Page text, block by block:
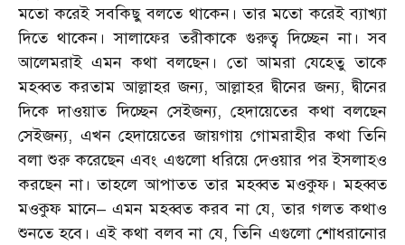
মতো করেই সবকিছু বলতে থাকেন। তার মতো করেই ব্যাখ্যা
দিতে থাকেন। সালাফের তরীকাকে গুরুত্ব দিচ্ছেন না। সব
আলেমরাই এমন কথা বলছেন। তো আমরা যেহেতু তাকে
মহব্বত করতাম আল্লাহর জন্য, আল্লাহর দ্বীনের জন্য, দ্বীনের
দিকে দাওয়াত দিচ্ছেন সেইজন্য, হেদায়েতের কথা বলছেন
সেইজন্য, এখন হেদায়েতের জায়গায় গোমরাহীর কথা তিনি
বলা শুরু করেছেন এবং এগুলো ধরিয়ে দেওয়ার পর ইসলাহও
করছেন না। তাহলে আপাতত তার মহব্বত মওকুফ। মহব্বত
মওকুফ মানে– এমন মহব্বত করব না যে, তার গলত কথাও
শুনতে হবে। এই কথা বলব না যে, তিনি এগুলো শোধরানোর